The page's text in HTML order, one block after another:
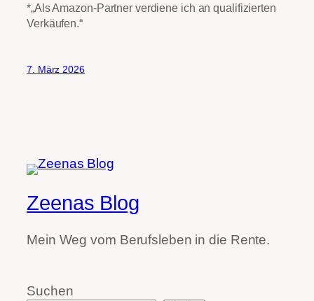
*„Als Amazon-Partner verdiene ich an qualifizierten
Verkäufen.“
7. März 2026
Zeenas Blog
Mein Weg vom Berufsleben in die Rente.
Suchen